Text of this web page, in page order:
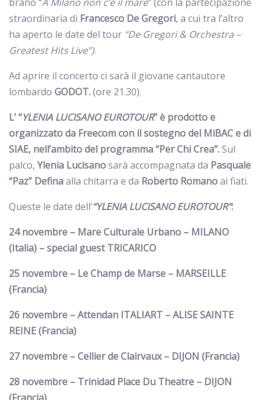
straordinaria di Francesco De Gregori, a cui tra l’altro
ha aperto le date del tour “De Gregori & Orchestra –
Greatest Hits Live”).
Ad aprire il concerto ci sarà il giovane cantautore
lombardo GODOT.(ore 21.30).
L’ “YLENIA LUCISANO EUROTOUR”è prodotto e
organizzato da Freecom con il sostegno del MiBAC e di
SIAE, nell’ambito del programma “Per Chi Crea”.Sul
palco, Ylenia Lucisanosarà accompagnata da Pasquale
“Paz” Definaalla chitarra e da Roberto Romanoai fiati.
Queste le date dell’“YLENIA LUCISANO EUROTOUR”:
24 novembre – Mare Culturale Urbano – MILANO
(Italia) – special guest TRICARICO
25 novembre – Le Champ de Marse – MARSEILLE
(Francia)
26 novembre – Attendan ITALIART – ALISE SAINTE
REINE (Francia)
27 novembre – Cellier de Clairvaux – DIJON (Francia)
28 novembre – Trinidad Place Du Theatre – DIJON